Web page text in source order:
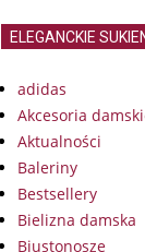
ELEGANCKIE
adidas
Akcesoria
Aktualności
Baleriny
Bestsellery
Bielizna damska
Biustonosze